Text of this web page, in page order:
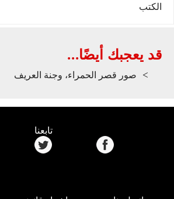
الكتب
قد يعجبك أيضًا...
صور قصر الحمراء، وجنة العريف
تابعنا